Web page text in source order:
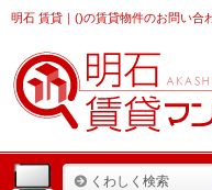
明石 賃貸 ｜()の賃貸物件のお問い
くわしく検索